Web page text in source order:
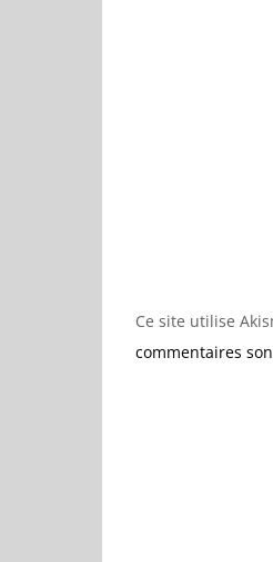
Ce site utilise
commentaires